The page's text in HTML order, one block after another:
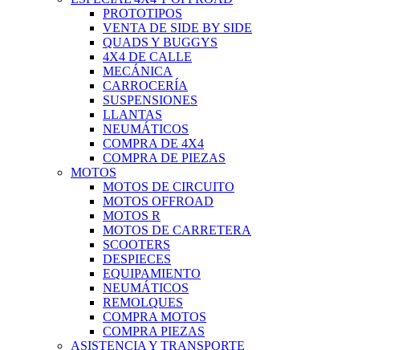
PROTOTIPOS
VENTA DE SIDE BY SIDE
QUADS Y BUGGYS
4X4 DE CALLE
MECÁNICA
CARROCERÍA
SUSPENSIONES
LLANTAS
NEUMÁTICOS
COMPRA DE 4X4
COMPRA DE PIEZAS
MOTOS
MOTOS DE CIRCUITO
MOTOS OFFROAD
MOTOS R
MOTOS DE CARRETERA
SCOOTERS
DESPIECES
EQUIPAMIENTO
NEUMÁTICOS
REMOLQUES
COMPRA MOTOS
COMPRA PIEZAS
ASISTENCIA Y TRANSPORTE